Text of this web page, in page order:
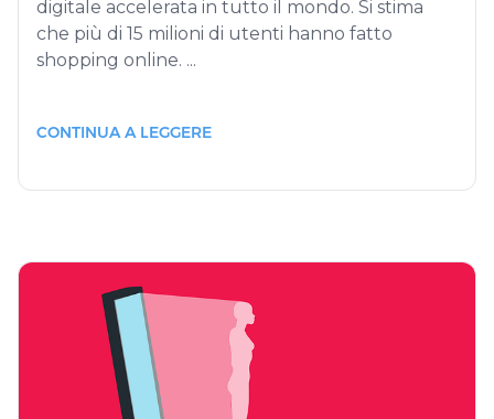
digitale accelerata in tutto il mondo. Si stima
che più di 15 milioni di utenti hanno fatto
shopping online. ...
CONTINUA A LEGGERE